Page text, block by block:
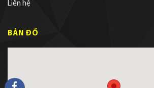
Liên hệ
BẢN ĐỒ